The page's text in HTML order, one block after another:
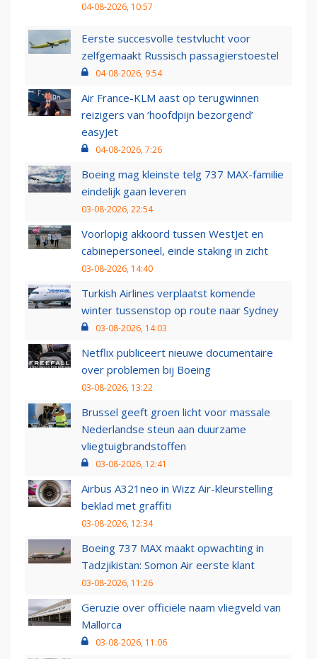
04-08-2026, 10:57
Eerste succesvolle testvlucht voor
zelfgemaakt Russisch passagierstoestel
04-08-2026, 9:54
Air France-KLM aast op terugwinnen
reizigers van ‘hoofdpijn bezorgend’
easyJet
04-08-2026, 7:26
Boeing mag kleinste telg 737 MAX-familie
eindelijk gaan leveren
03-08-2026, 22:54
Voorlopig akkoord tussen WestJet en
cabinepersoneel, einde staking in zicht
03-08-2026, 14:40
Turkish Airlines verplaatst komende
winter tussenstop op route naar Sydney
03-08-2026, 14:03
Netflix publiceert nieuwe documentaire
over problemen bij Boeing
03-08-2026, 13:22
Brussel geeft groen licht voor massale
Nederlandse steun aan duurzame
vliegtuigbrandstoffen
03-08-2026, 12:41
Airbus A321neo in Wizz Air-kleurstelling
beklad met graffiti
03-08-2026, 12:34
Boeing 737 MAX maakt opwachting in
Tadzjikistan: Somon Air eerste klant
03-08-2026, 11:26
Geruzie over officiële naam vliegveld van
Mallorca
03-08-2026, 11:06